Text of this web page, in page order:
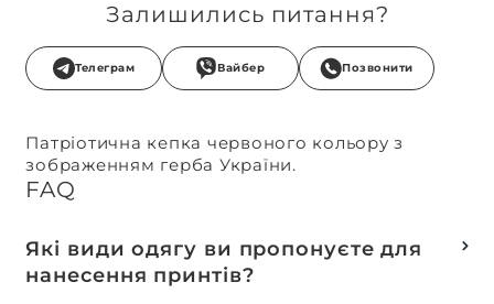
Залишились питання?
Телеграм Вайбер Позвонити
Патріотична кепка червоного кольору з
зображенням герба України.
FAQ
Які види одягу ви пропонуєте для
нанесення принтів?